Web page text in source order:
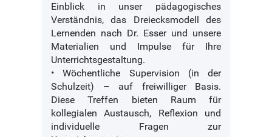
Einblick in unser pädagogisches
Verständnis, das Dreiecksmodell des
Lernenden nach Dr. Esser und unsere
Materialien und Impulse für Ihre
Unterrichtsgestaltung.
• Wöchentliche Supervision (in der
Schulzeit) – auf freiwilliger Basis.
Diese Treffen bieten Raum für
kollegialen Austausch, Reflexion und
individuelle Fragen zur